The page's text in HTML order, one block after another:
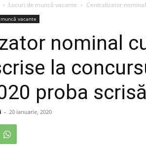
Locuri de muncă vacante Centralizator
vacante
nominal
la
proba scrisă
- 20 ianuarie, 2020